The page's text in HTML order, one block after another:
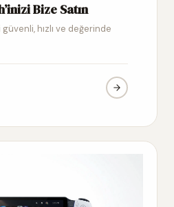
Bize Satın
hızlı ve değerinde